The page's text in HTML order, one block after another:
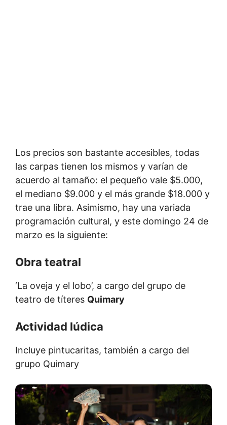
Los precios son bastante accesibles, todas
las carpas tienen los mismos y varían de
acuerdo al tamaño: el pequeño vale $5.000,
el mediano $9.000 y el más grande $18.000 y
trae una libra. Asimismo, hay una variada
programación cultural, y este domingo 24 de
marzo es la siguiente:
Obra teatral
‘La oveja y el lobo’, a cargo del grupo de
teatro de títeres Quimary
Actividad lúdica
Incluye pintucaritas, también a cargo del
grupo Quimary